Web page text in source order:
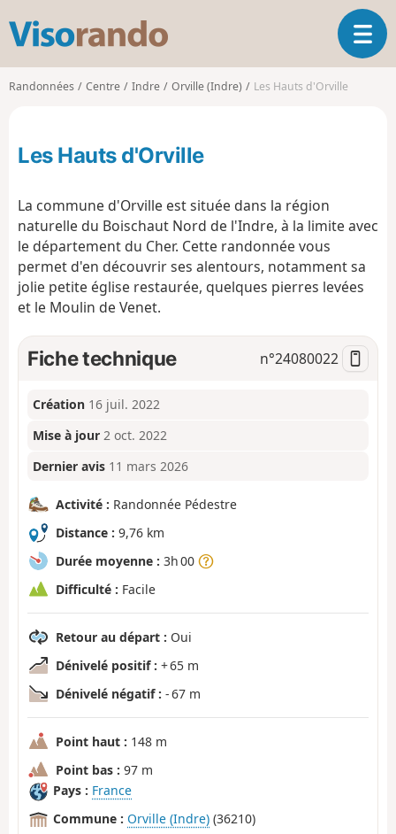
s
o
d
O
u
v
g
a
o
Randonnées Centre Indre Orville (Indre) Les Hauts d'Orville
Les Hauts d'Orville
La commune d'Orville est située dans la région
naturelle du Boischaut Nord de l'Indre, à la limite avec
le département du Cher. Cette randonnée vous
permet d'en découvrir ses alentours, notamment sa
jolie petite église restaurée, quelques pierres levées
et le Moulin de Venet.
Fiche technique n°24080022
Création 16 juil. 2022
Mise à jour 2 oct. 2022
Dernier avis 11 mars 2026
Activité : Randonnée Pédestre
Distance : 9,76 km
Durée moyenne : 3h 00
Difficulté : Facile
Retour au départ : Oui
Dénivelé positif : + 65 m
Dénivelé négatif : - 67 m
Point haut : 148 m
Point bas : 97 m
Pays : France
Commune : Orville (Indre) (36210)